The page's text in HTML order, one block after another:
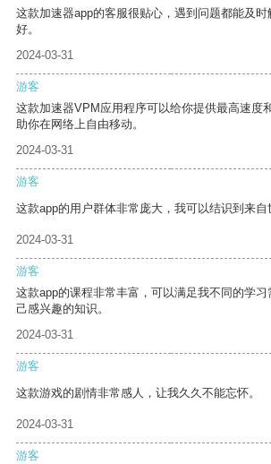
这款加速器app的客服很贴心，遇到问题都能及
好。
2024-03-31
游客
这款加速器VPM应用程序可以给你提供最高速度
助你在网络上自由移动。
2024-03-31
游客
这款app的用户群体非常庞大，我可以结识到来自
2024-03-31
游客
这款app的课程非常丰富，可以满足我不同的学
己感兴趣的知识。
2024-03-31
游客
这款游戏的剧情非常感人，让我久久不能忘怀。
2024-03-31
游客